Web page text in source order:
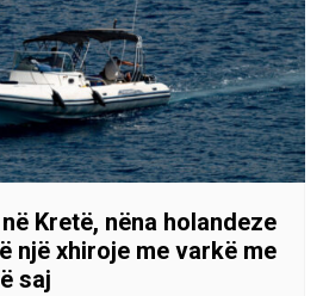
Kretë, nëna holandeze
një xhiroje me varkë me
saj